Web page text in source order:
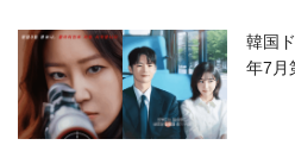
韓国
年7月